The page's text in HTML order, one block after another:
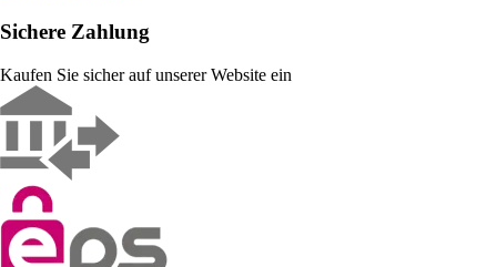
Sichere Zahlung
Kaufen Sie sicher auf unserer Website ein